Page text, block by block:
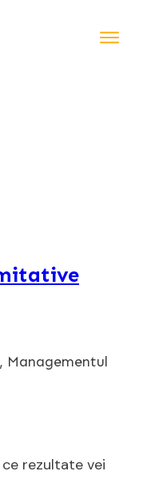
, Managementul
rezultate vei